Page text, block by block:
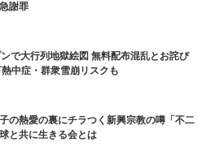
謝罪
で大行列地獄絵図 無料配布混乱とお詫び
中症・群衆雪崩リスクも
の熱愛の裏にチラつく新興宗教の噂「不二
と共に生きる会とは